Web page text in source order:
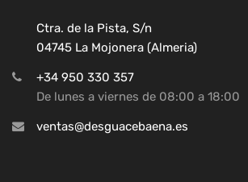
Ctra. de la Pista, S/n
04745 La Mojonera (Almeria)
+34 950 330 357
De lunes a viernes de 08:00 a 18:00
ventas@desguacebaena.es